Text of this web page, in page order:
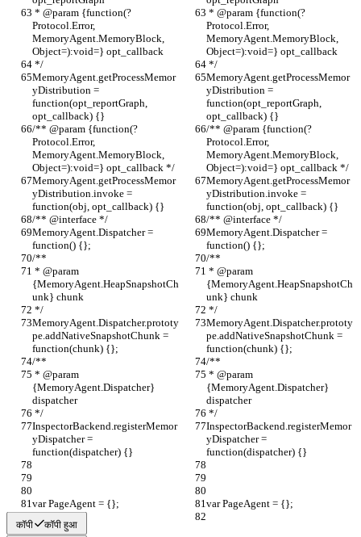
Protocol.Error,
MemoryAgent.MemoryBlock,
Object=):void=} opt_callback
Protocol.Error,
MemoryAgent.MemoryBlock,
Object=):void=} opt_callback
*/
*/
MemoryAgent.getProcessMemor
yDistribution =
function(opt_reportGraph,
opt_callback) {}
MemoryAgent.getProcessMemor
yDistribution =
function(opt_reportGraph,
opt_callback) {}
/** @param {function(?
Protocol.Error,
MemoryAgent.MemoryBlock,
Object=):void=} opt_callback */
/** @param {function(?
Protocol.Error,
MemoryAgent.MemoryBlock,
Object=):void=} opt_callback */
MemoryAgent.getProcessMemor
yDistribution.invoke =
function(obj, opt_callback) {}
MemoryAgent.getProcessMemor
yDistribution.invoke =
function(obj, opt_callback) {}
/** @interface */
/** @interface */
MemoryAgent.Dispatcher =
function() {};
MemoryAgent.Dispatcher =
function() {};
/**
/**
{MemoryAgent.HeapSnapshotCh
unk} chunk
{MemoryAgent.HeapSnapshotCh
unk} chunk
*/
*/
MemoryAgent.Dispatcher.prototy
pe.addNativeSnapshotChunk =
function(chunk) {};
MemoryAgent.Dispatcher.prototy
pe.addNativeSnapshotChunk =
function(chunk) {};
/**
/**
{MemoryAgent.Dispatcher}
dispatcher
{MemoryAgent.Dispatcher}
dispatcher
*/
*/
InspectorBackend.registerMemor
yDispatcher =
function(dispatcher) {}
InspectorBackend.registerMemor
yDispatcher =
function(dispatcher) {}
var PageAgent = {}; var PageAgent = {};
कॉपी कॉपी हुआ